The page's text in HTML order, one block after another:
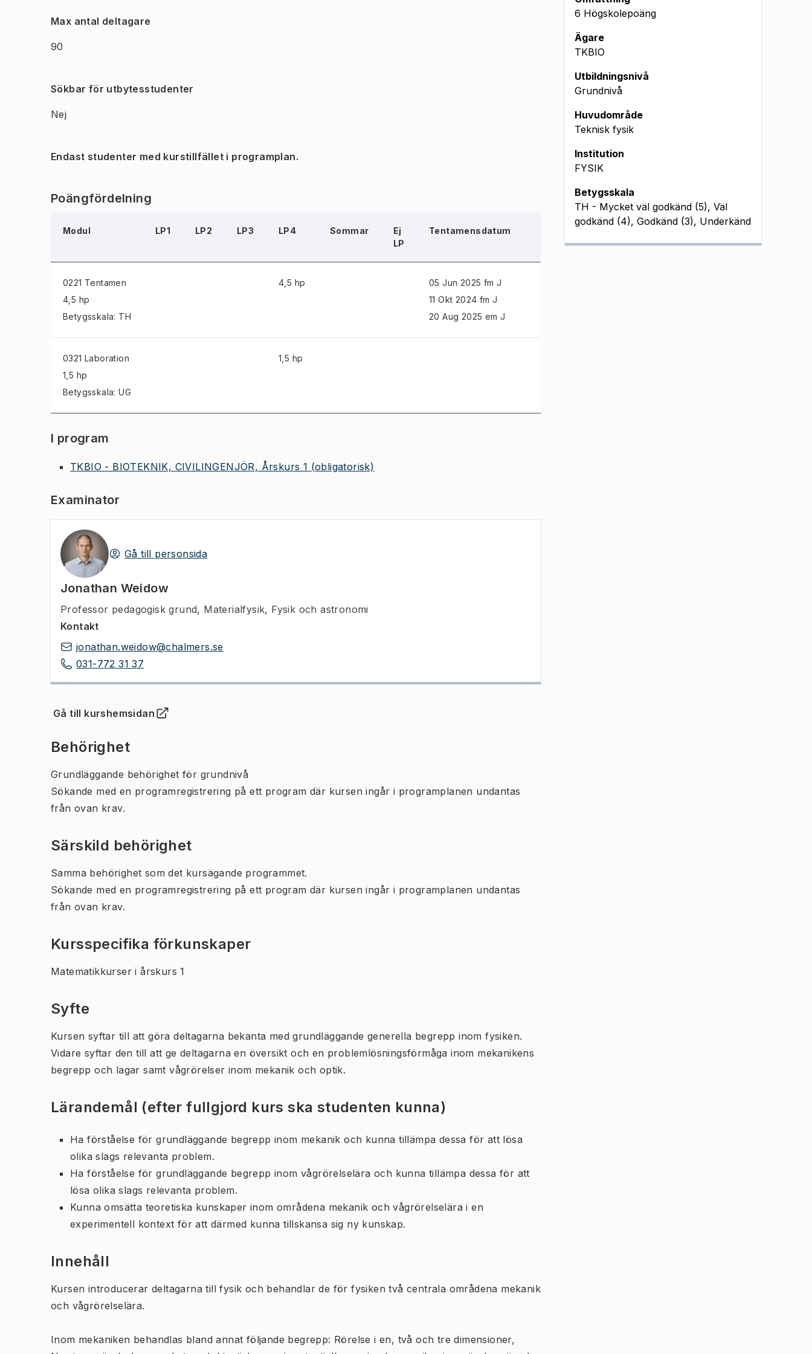
Max antal deltagare
90
Sökbar för utbytesstudenter
Nej
Endast studenter med kurstillfället i programplan.
Poängfördelning
Modul LP1 LP2 LP3 LP4 Sommar
Ej
LP
Tentamensdatum
0221 Tentamen
4,5 hp
Betygsskala: TH
4,5 hp
05 Jun 2025 fm J
11 Okt 2024 fm J
20 Aug 2025 em J
0321 Laboration
1,5 hp
Betygsskala: UG
1,5 hp
I program
TKBIO - BIOTEKNIK, CIVILINGENJÖR, Årskurs 1 (obligatorisk)
Examinator
Gå till personsida
Jonathan Weidow
Professor pedagogisk grund, Materialfysik, Fysik och astronomi
Kontakt
jonathan.weidow@chalmers.se
031-772 31 37
Gå till kurshemsidan
(Öppnas i ny flik)
Behörighet
Grundläggande behörighet för grundnivå
Sökande med en programregistrering på ett program där kursen ingår i programplanen undantas
från ovan krav.
Särskild behörighet
Samma behörighet som det kursägande programmet.
Sökande med en programregistrering på ett program där kursen ingår i programplanen undantas
från ovan krav.
Kursspecifika förkunskaper
Matematikkurser i årskurs 1
Syfte
Kursen syftar till att göra deltagarna bekanta med grundläggande generella begrepp inom fysiken.
Vidare syftar den till att ge deltagarna en översikt och en problemlösningsförmåga inom mekanikens
begrepp och lagar samt vågrörelser inom mekanik och optik.
Lärandemål (efter fullgjord kurs ska studenten kunna)
Ha förståelse för grundläggande begrepp inom mekanik och kunna tillämpa dessa för att lösa
olika slags relevanta problem.
Ha förståelse för grundläggande begrepp inom vågrörelselära och kunna tillämpa dessa för att
lösa olika slags relevanta problem.
Kunna omsätta teoretiska kunskaper inom områdena mekanik och vågrörelselära i en
experimentell kontext för att därmed kunna tillskansa sig ny kunskap.
Innehåll
Kursen introducerar deltagarna till fysik och behandlar de för fysiken två centrala områdena mekanik
och vågrörelselära.
Inom mekaniken behandlas bland annat följande begrepp: Rörelse i en, två och tre dimensioner,
6 Högskolepoäng
Ägare
TKBIO
Utbildningsnivå
Grundnivå
Huvudområde
Teknisk fysik
Institution
FYSIK
Betygsskala
TH - Mycket väl godkänd (5), Väl
godkänd (4), Godkänd (3), Underkänd